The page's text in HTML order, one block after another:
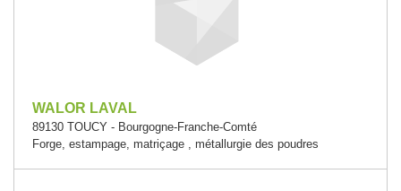
WALOR LAVAL
89130 TOUCY - Bourgogne-Franche-Comté
Forge, estampage, matriçage , métallurgie des poudres